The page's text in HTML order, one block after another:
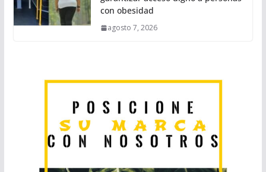
con obesidad
agosto 7, 2026